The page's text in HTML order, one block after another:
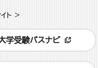
ト >
学受験パスナビ